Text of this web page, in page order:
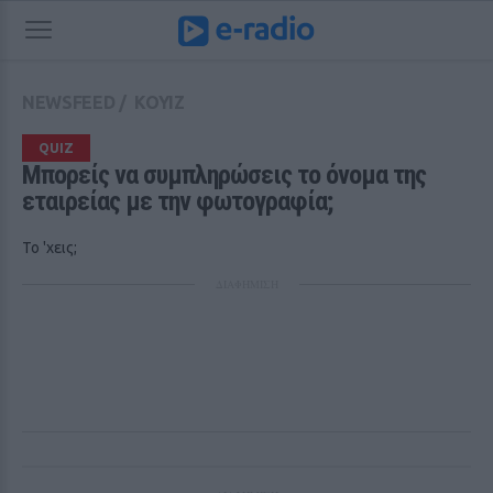
QUIZ
Μπορείς να συμπληρώσεις το όνομα της
εταιρείας με την φωτογραφία;
Το 'χεις;